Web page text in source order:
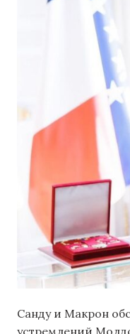
Санду и Макрон